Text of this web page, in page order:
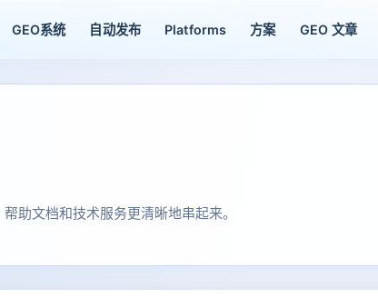
GEO系统 自动发布 Platforms 方案 GEO 文章
助文档和技术服务更清晰地串起来。